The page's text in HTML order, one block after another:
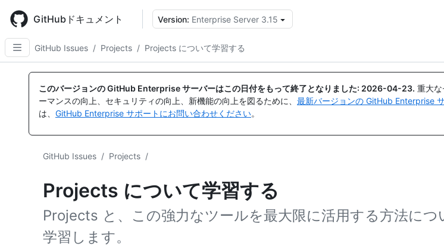
main
content
GitHubドキュメント Version: Enterprise Server 3.15
GitHub Issues / Projects / Projects について学習する
このバージョンの GitHub Enterprise サーバーはこの日付をもって終了となりました: 2026-04-23. 重大
ーマンスの向上、セキュリティの向上、新機能の向上を図るために、 最新バージョンの GitHub Enterprise
は、 GitHub Enterprise サポートにお問い合わせください。
GitHub Issues / Projects /
Projects について学習する
Projects と、この強力なツールを最大限に活用する方法につ
学習します。